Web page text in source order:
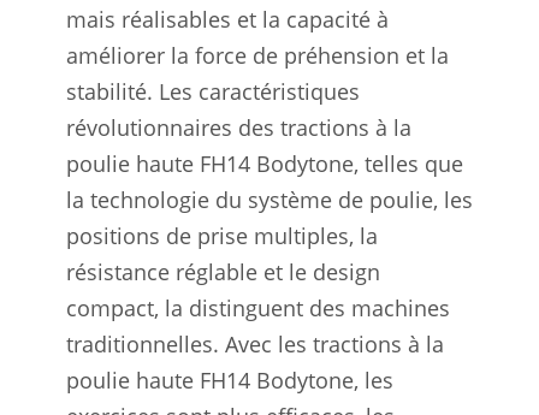
mais réalisables et la capacité à
améliorer la force de préhension et la
stabilité. Les caractéristiques
révolutionnaires des tractions à la
poulie haute FH14 Bodytone, telles que
la technologie du système de poulie, les
positions de prise multiples, la
résistance réglable et le design
compact, la distinguent des machines
traditionnelles. Avec les tractions à la
poulie haute FH14 Bodytone, les